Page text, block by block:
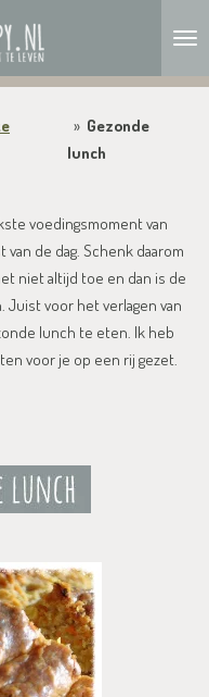
» Gezonde
lunch
voedingsmoment van
de dag. Schenk daarom
niet altijd toe en dan is de
voor het verlagen van
lunch te eten. Ik heb
voor je op een rij gezet.